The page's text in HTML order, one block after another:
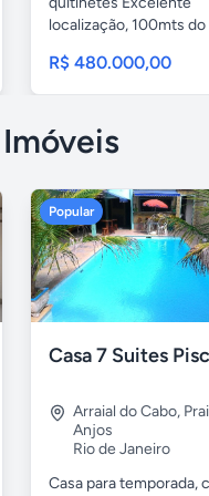
localização, 100mts do
R$ 480.000,00
Popular
Arraial do Cabo,
Anjos
Rio de Janeiro
Casa para temporada,